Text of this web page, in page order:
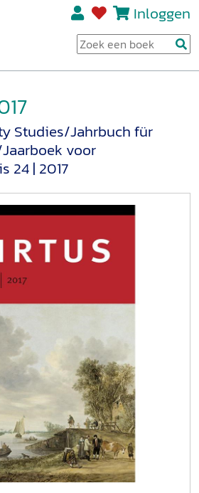
Inloggen
Studies/Jahrbuch für
voor
24 | 2017